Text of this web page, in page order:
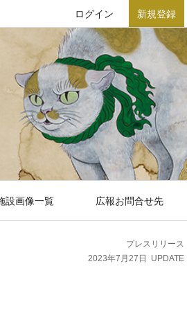
ログイン 新規登録
設画像一覧 広報お問合せ先
プレスリリース
2023年7月27日
UPDATE